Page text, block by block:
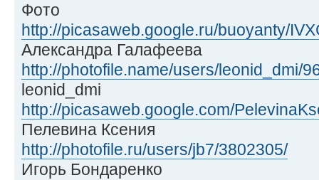
Фото
http://picasaweb.google.ru/buoyanty/
Александра Галафеева
http://photofile.name/users/leonid_dmi/
leonid_dmi
http://picasaweb.google.com/
Пелевина Ксения
http://photofile.ru/users/jb7/3802305/
Игорь Бондаренко